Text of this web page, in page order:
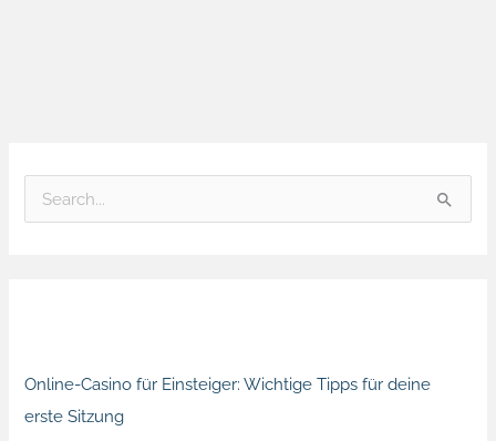
Online-Casino für Einsteiger: Wichtige Tipps für deine
erste Sitzung